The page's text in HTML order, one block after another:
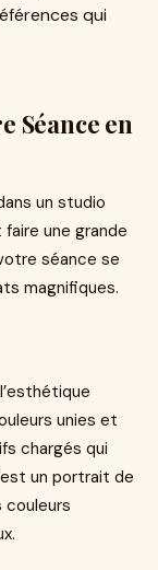
qui
Séance en
un studio
une grande
séance se
magnifiques.
unies et
chargés qui
un portrait de
couleurs